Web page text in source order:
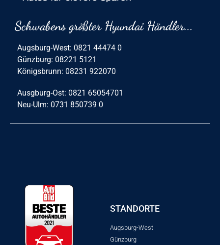
Schwabens größter Hyundai Händler...
Augsburg-West: 0821 44474 0
Günzburg: 08221 5121
Königsbrunn: 08231 922070
Ausgburg-Ost: 0821 65054701
Neu-Ulm: 0731 850739 0
STANDORTE
Augsburg-West
Günzburg